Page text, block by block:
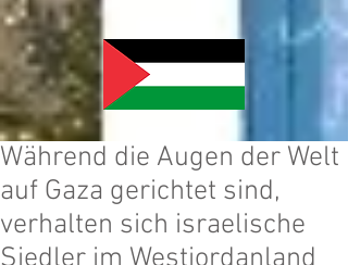
Während die Augen der Welt
auf Gaza gerichtet sind,
verhalten sich israelische